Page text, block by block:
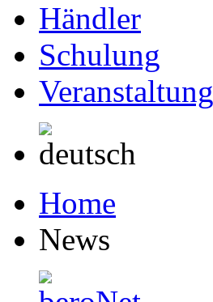
Händler
Schulung
Veranstaltung
Home
News